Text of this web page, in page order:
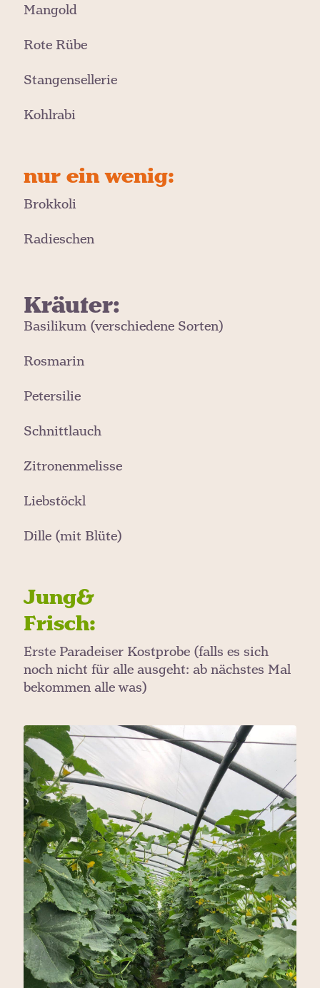
Mangold
Rote Rübe
Stangensellerie
Kohlrabi
nur ein wenig:
Brokkoli
Radieschen
Kräuter:
Basilikum (verschiedene Sorten)
Rosmarin
Petersilie
Schnittlauch
Zitronenmelisse
Liebstöckl
Dille (mit Blüte)
Jung&
Frisch:
Erste Paradeiser Kostprobe (falls es sich
noch nicht für alle ausgeht: ab nächstes Mal
bekommen alle was)